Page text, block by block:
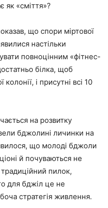
як «сміття»?
що спори міртової
настільки
повноцінним «фітнес-
білка, щоб
і присутні всі 10
на розвитку
бджолині личинки на
що молоді бджоли
й почуваються не
пилок,
для бджіл це не
стратегія живлення.